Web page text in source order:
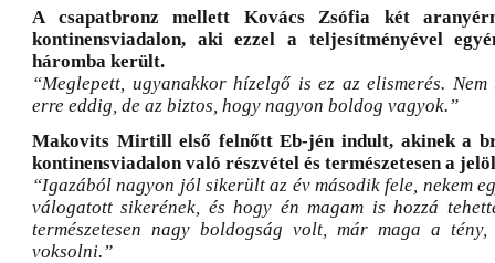
A csapatbronz mellett Kovács Zsófia két
kontinensviadalon, aki ezzel a teljesítményével
háromba került.
“Meglepett, ugyanakkor hízelgő is ez az elismerés.
erre eddig, de az biztos, hogy nagyon boldog vagyok.”
Makovits Mirtill első felnőtt Eb-jén indult, akinek a
kontinensviadalon való részvétel és természetesen a
“Igazából nagyon jól sikerült az év második fele, nekem
válogatott sikerének, és hogy én magam is hozzá
természetesen nagy boldogság volt, már maga a
voksolni.”